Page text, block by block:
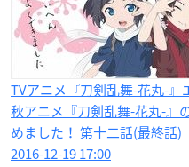
TVアニメ『刀剣乱舞-花丸-』
秋アニメ『刀剣乱舞-花丸-』
めました！ 第十二話(最終
2016-12-19 17:00